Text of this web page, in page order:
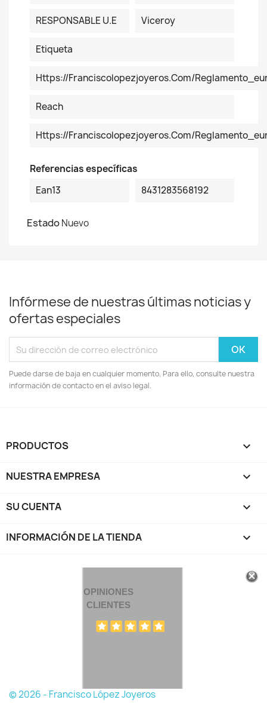
RESPONSABLE U.E Viceroy
Etiqueta
Https://franciscolopezjoyeros.com/
Reach
Https://franciscolopezjoyeros.com/
Referencias específicas
Ean13
8431283568192
EstadoNuevo
Infórmese de nuestras últimas noticias y
ofertas especiales
Puede darse de baja en cualquier momento. Para ello, consulte nuestra
información de contacto en el aviso legal.
PRODUCTOS 
NUESTRA EMPRESA 
SU CUENTA 
INFORMACIÓN DE LA TIENDA keyboard_arrow_down
OPINIONES
CLIENTES
© 2026 - Francisco López Joyeros